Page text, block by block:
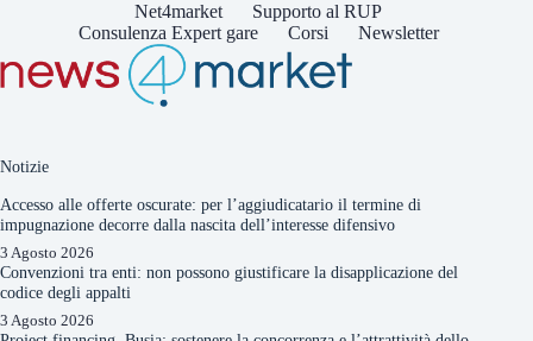
Net4market
Supporto al RUP
Consulenza Expert gare
Corsi Newsletter
Notizie
Accesso alle offerte oscurate: per l’aggiudicatario il termine di
impugnazione decorre dalla nascita dell’interesse difensivo
3 Agosto 2026
Convenzioni tra enti: non possono giustificare la disapplicazione del
codice degli appalti
3 Agosto 2026